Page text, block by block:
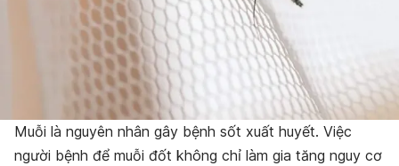
Muỗi là nguyên nhân gây bệnh sốt xuất huyết. Việc
người bệnh để muỗi đốt không chỉ làm gia tăng nguy cơ